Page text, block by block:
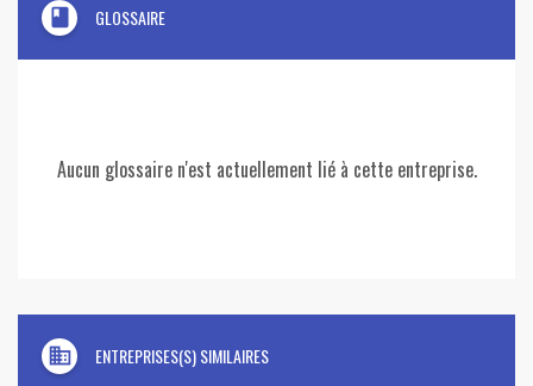
book GLOSSAIRE
Aucun glossaire n'est actuellement lié à cette entreprise.
domain ENTREPRISES(S) SIMILAIRES